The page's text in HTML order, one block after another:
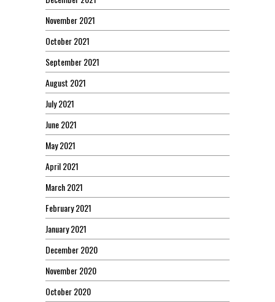
November 2021
October 2021
September 2021
August 2021
July 2021
June 2021
May 2021
April 2021
March 2021
February 2021
January 2021
December 2020
November 2020
October 2020